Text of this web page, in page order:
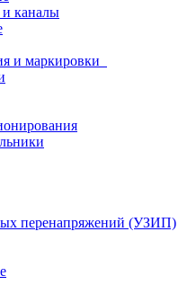
каналы
и маркировки
перенапряжений (УЗИП)